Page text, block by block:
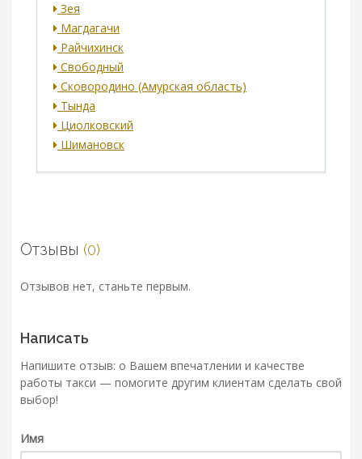
Зея
Магдагачи
Райчихинск
Свободный
Сковородино (Амурская область)
Тында
Циолковский
Шимановск
Отзывы (0)
Отзывов нет, станьте первым.
Написать
Напишите отзыв: о Вашем впечатлении и качестве
работы такси — помогите другим клиентам сделать свой
выбор!
Имя